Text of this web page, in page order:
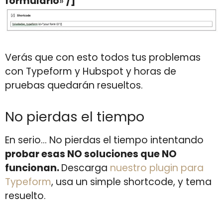
Verás que con esto todos tus problemas
con Typeform y Hubspot y horas de
pruebas quedarán resueltos.
No pierdas el tiempo
En serio… No pierdas el tiempo intentando
probar esas NO soluciones que NO
funcionan.Descarga nuestro plugin para
Typeform, usa un simple shortcode, y tema
resuelto.